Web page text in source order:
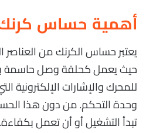
أهمية حساس كرنك
يعتبر حساس الكرنك من العناصر
حيث يعمل كحلقة وصل حاسمة
للمحرك والإشارات الإلكترونية
وحدة التحكم. من دون هذا
تبدأ التشغيل أو أن تعمل